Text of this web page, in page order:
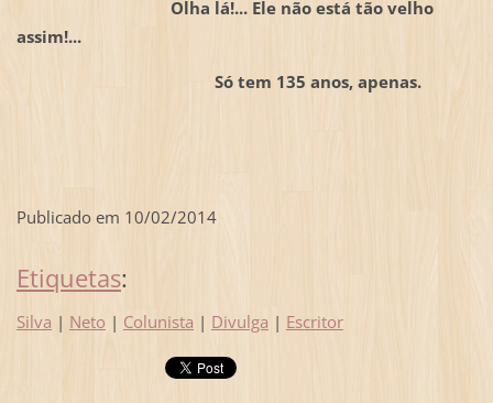
Olha lá!... Ele não está tão velho
assim!...
Só tem 135 anos, apenas.
Publicado em 10/02/2014
Etiquetas:
Silva | Neto | Colunista | Divulga | Escritor